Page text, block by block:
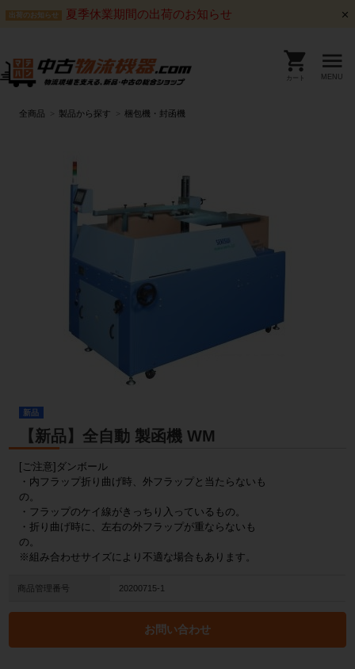
出荷のお知らせ 夏季休業期間の出荷のお知らせ
カート MENU
全商品 製品から探す 梱包機・封函機
新品
【新品】全自動 製函機 WM
[ご注意]ダンボール
・内フラップ折り曲げ時、外フラップと当たらないも
の。
・フラップのケイ線がきっちり入っているもの。
・折り曲げ時に、左右の外フラップが重ならないも
の。
※組み合わせサイズにより不適な場合もあります。
商品管理番号 20200715-1
お問い合わせ